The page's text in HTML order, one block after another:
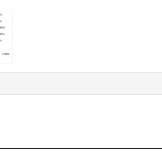
se mantiene cerca de 1,174 USD tras rebote
cambio euro-dólar
próximos reportes de empleo de EE. UU. se
para el par EUR/USD